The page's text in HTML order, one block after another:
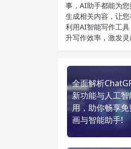
事，AI助手都能为
生成相关内容，让您
利用AI智能写作工
升写作效率，激发
全面解析
新功能与人工
用，助你畅享
画与智能助手!